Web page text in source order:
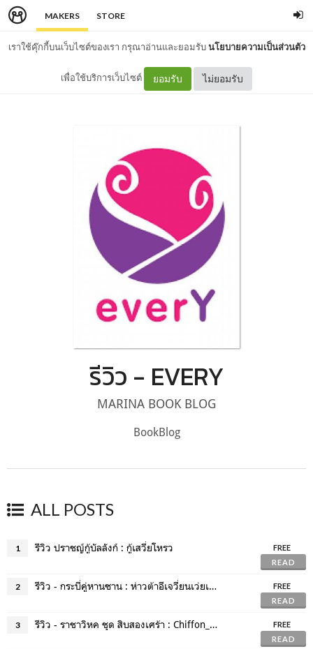
MAKERS STORE
เราใช้คุ๊กกี้บนเว็บไซต์ของเรา กรุณาอ่านและยอมรับนโยบายความเป็นส่วนตัว
เพื่อใช้บริการเว็บไซต์ ยอมรับ ไม่ยอมรับ
รีวิว - EVERY
MARINA BOOK BLOG
BookBlog
ALL POSTS
1 รีวิว ปราชญ์กู้บัลลังก์ : กู้เสวี่ยโหรว
FREE
READ
2 รีวิว - กระบี่คู่หานซาน : ห่าวต้าอีเจวี่ยนเว่ยเซิงจื่อ
FREE
READ
3 รีวิว - ราชาวิหค ชุด สิบสองเศร้า : Chiffon_cake
FREE
READ